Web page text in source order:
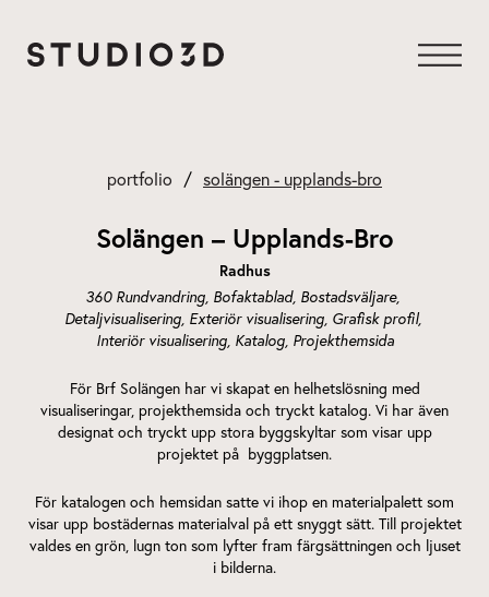
portfolio solängen - upplands-bro
Solängen – Upplands-Bro
Radhus
360 Rundvandring Bofaktablad Bostadsväljare
Detaljvisualisering Exteriör visualisering Grafisk profil
Interiör visualisering Katalog Projekthemsida
För Brf Solängen har vi skapat en helhetslösning med
visualiseringar, projekthemsida och tryckt katalog. Vi har även
designat och tryckt upp stora byggskyltar som visar upp
projektet på byggplatsen.
För katalogen och hemsidan satte vi ihop en materialpalett som
visar upp bostädernas materialval på ett snyggt sätt. Till projektet
valdes en grön, lugn ton som lyfter fram färgsättningen och ljuset
i bilderna.